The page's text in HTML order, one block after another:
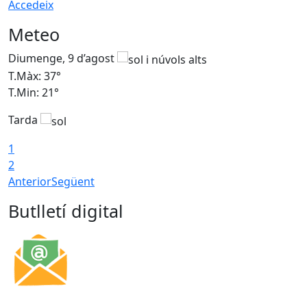
Accedeix
Meteo
Diumenge, 9 d’agost
T.Màx: 37°
T.Min: 21°
Tarda
1
2
AnteriorSegüent
Butlletí digital